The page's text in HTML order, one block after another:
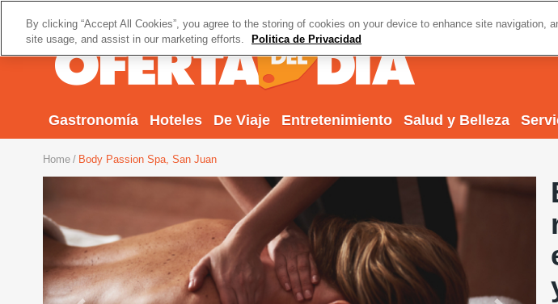
Gastronomía Hoteles De Viaje Entretenimiento Salud y Belleza
Home Body Passion Spa, San Juan
By clicking “Accept All Cookies”, you agree to the storing of cookies on your device to enhance site navigation,
site usage, and assist in our marketing efforts.
Politica de Privacidad